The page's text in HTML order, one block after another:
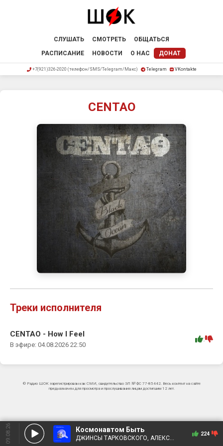
СЛУШАТЬ СМОТРЕТЬ
ОБЩАТЬСЯ
РАСПИСАНИЕ
НОВОСТИ О НАС ДОНАТ
+7(921)326-2020 (телефон/SMS/Telegram/Макс) Telegram VKontakte
CENTAO
Треки исполнителя
CENTAO - How I Feel
В эфире: 04.08.2026 22:50
:
© Радио ШОК зарегистрирован как СМИ, свидетельство ЭЛ № ФС 77-85442. Весь контент на сайте
предназначен для просмотра и прослушивания лицам достигшим 12 лет.
09.08.26 Космонавтом Быть
ДЖИНСЫ ТАРКОВСКОГО, АЛЕКСАНДР ЧАЧА ИВАНОВ
224